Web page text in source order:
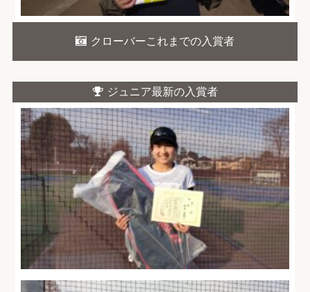
クローバーこれまでの入賞者
ジュニア最新の入賞者